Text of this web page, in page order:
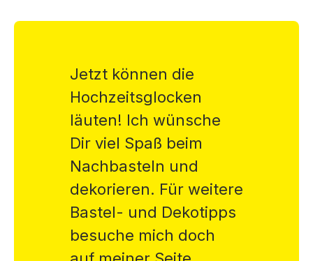
Jetzt können die
Hochzeitsglocken
läuten! Ich wünsche
Dir viel Spaß beim
Nachbasteln und
dekorieren. Für weitere
Bastel- und Dekotipps
besuche mich doch